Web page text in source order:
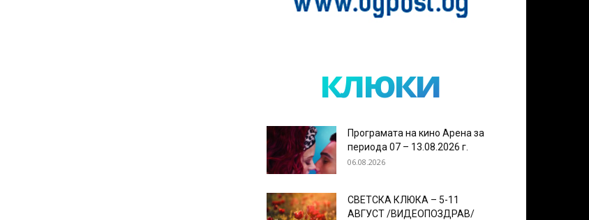
клюки
Програмата на кино Арена за
периода 07 – 13.08.2026 г.
06.08.2026
СВЕТСКА КЛЮКА – 5-11
АВГУСТ /ВИДЕОПОЗДРАВ/